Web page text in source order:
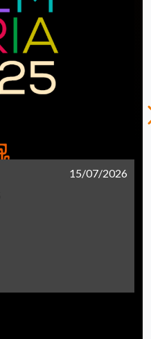
15/07/2026